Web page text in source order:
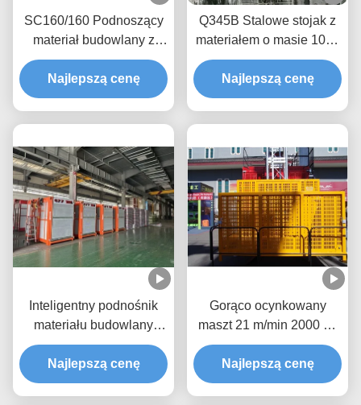
SC160/160 Podnoszący
materiał budowlany z
dwoma masztami, 30
Podnoszący pasażerów
Najlepszą cenę
Q345B Stalowe stojak z
materiałem o masie 1000
kg i podnośnik podnośnik
do tunelu
Najlepszą cenę
Inteligentny podnośnik
materiału budowlany
SC200/200 58m/min
Najlepszą cenę
Gorąco ocynkowany
maszt 21 m/min 2000 kg
Sztuka i szczyt
konstrukcyjny podnośnik
do materiału
Najlepszą cenę